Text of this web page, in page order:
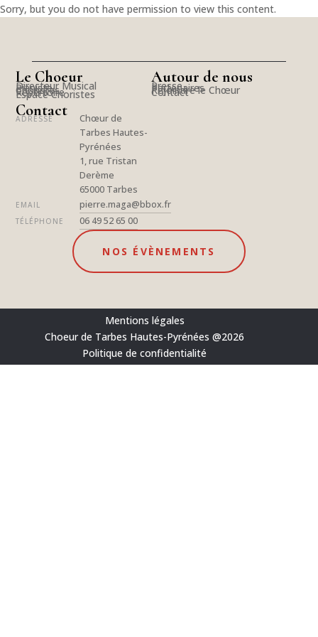
Sorry, but you do not have permission to view this content.
Le Choeur
Directeur Musical
Pianiste
Choristes
Répertoire
Espace Choristes
Autour de nous
Presse
Partenaires
Rejoindre le Chœur
Contact
Contact
ADRESSE
Chœur de
Tarbes Hautes-
Pyrénées
1, rue Tristan
Derème
65000 Tarbes
EMAIL pierre.maga@bbox.fr
TÉLÉPHONE 06 49 52 65 00
NOS ÉVÈNEMENTS
Mentions légales
Choeur de Tarbes Hautes-Pyrénées @2026
Politique de confidentialité